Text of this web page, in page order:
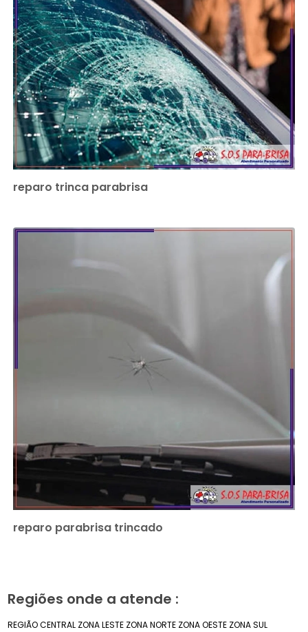
reparo trinca parabrisa
reparo parabrisa trincado
Regiões onde a atende :
REGIÃO CENTRAL ZONA LESTE ZONA NORTE ZONA OESTE ZONA SUL